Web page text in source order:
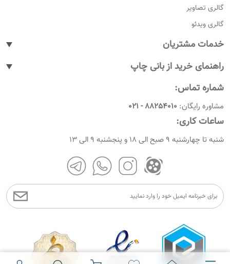
گالری تصاویر
گالری ویدئو
خدمات مشتریان
پیگیری سفارشات
رویه های بازگرداندن کالا
شرایط و قوانین
راهنمای خرید از بانی چاپ
نحوه ثبت سفارش
نحوه ثبت نام
نحوه ارسال سفارشات
راهنمای پرداخت
شماره تماس:
مشاوره رایگان: 88254010 - 021
ساعات کاری:
شنبه تا چهارشنبه 9 صبح الی 18 و پنجشنبه 9 الی 13